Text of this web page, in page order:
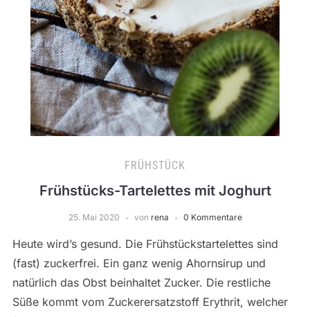
FRÜHSTÜCK
Frühstücks-Tartelettes mit Joghurt
25. Mai 2020 von rena 0 Kommentare
Heute wird’s gesund. Die Frühstückstartelettes sind
(fast) zuckerfrei. Ein ganz wenig Ahornsirup und
natürlich das Obst beinhaltet Zucker. Die restliche
Süße kommt vom Zuckerersatzstoff Erythrit, welcher